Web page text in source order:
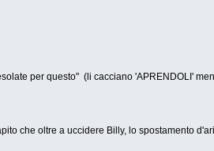
per questo" (li cacciano 'APRENDOLI'
che oltre a uccidere Billy, lo spostamento